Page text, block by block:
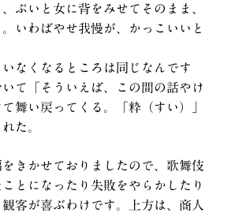
ぷいと女に背をみせてそのまま、
いわばやせ我慢が、かっこいいと
いなくなるところは同じなんです
て「そういえば、この間の話やけ
舞い戻ってくる。「粋（すい）」
た。
きかせておりましたので、歌舞伎
とになったり失敗をやらかしたり
客が喜ぶわけです。上方は、商人